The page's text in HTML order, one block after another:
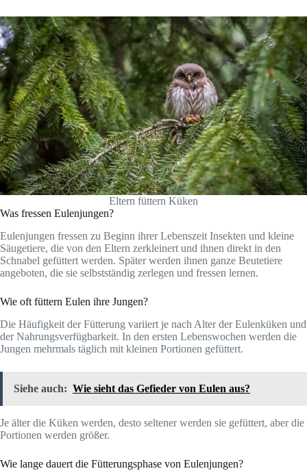
Eltern füttern Küken
Was fressen Eulenjungen?
Eulenjungen fressen zu Beginn ihrer Lebenszeit Insekten und kleine
Säugetiere, die von den Eltern zerkleinert und ihnen direkt in den
Schnabel gefüttert werden. Später werden ihnen ganze Beutetiere
angeboten, die sie selbstständig zerlegen und fressen lernen.
Wie oft füttern Eulen ihre Jungen?
Die Häufigkeit der Fütterung variiert je nach Alter der Eulenküken und
der Nahrungsverfügbarkeit. In den ersten Lebenswochen werden die
Jungen mehrmals täglich mit kleinen Portionen gefüttert.
Siehe auch: Wie sieht das Gefieder von Eulen aus?
Je älter die Küken werden, desto seltener werden sie gefüttert, aber die
Portionen werden größer.
Wie lange dauert die Fütterungsphase von Eulenjungen?